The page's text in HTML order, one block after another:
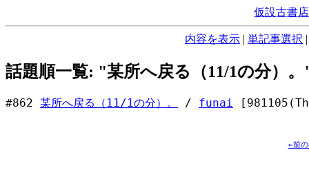
仮設古書店
内容を表示 | 単記事選択
話題順一覧: "某所へ戻る（11/1の分）
#862 某所へ戻る（11/1の分）。 / funai
←前